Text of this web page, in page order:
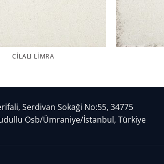
CILALI LIMRA
Serdivan Sokaği No:55, 34775
Osb/Ümraniye/İstanbul, Türkiye